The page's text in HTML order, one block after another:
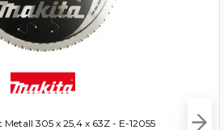
305 x 25,4 x 63Z - E-12055